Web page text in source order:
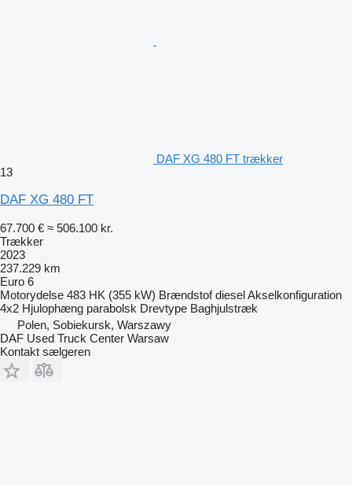
DAF XG 480 FT trækker
13
DAF XG 480 FT
67.700 € ≈ 506.100 kr.
Trækker
2023
237.229 km
Euro 6
Motorydelse 483 HK (355 kW) Brændstof dieselAkselkonfiguration
4x2 Hjulophæng parabolsk Drevtype Baghjulstræk
Polen, Sobiekursk, Warszawy
DAF Used Truck Center Warsaw
Kontakt sælgeren